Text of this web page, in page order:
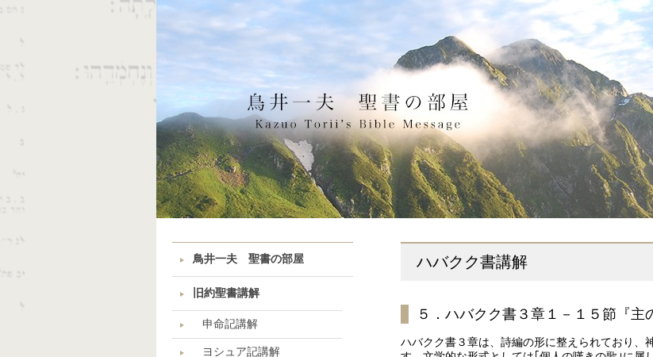
鳥井一夫 聖書の部屋
旧約聖書講解
申命記講解
ヨシュア記講解
ハバクク書講解
５．ハバクク書３章１－１５節『主
ハバクク書３章は、詩編の形に整えられており、